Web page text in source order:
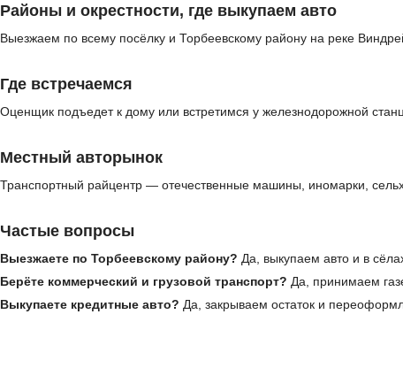
Районы и окрестности, где выкупаем авто
Выезжаем по всему посёлку и Торбеевскому району на реке
Где встречаемся
Оценщик подъедет к дому или встретимся у железнодорожной
Местный авторынок
Транспортный райцентр — отечественные машины, иномарки,
Частые вопросы
Выезжаете по Торбеевскому району? Да, выкупаем авто и в
Берёте коммерческий и грузовой транспорт? Да, принимаем
Выкупаете кредитные авто? Да, закрываем остаток и